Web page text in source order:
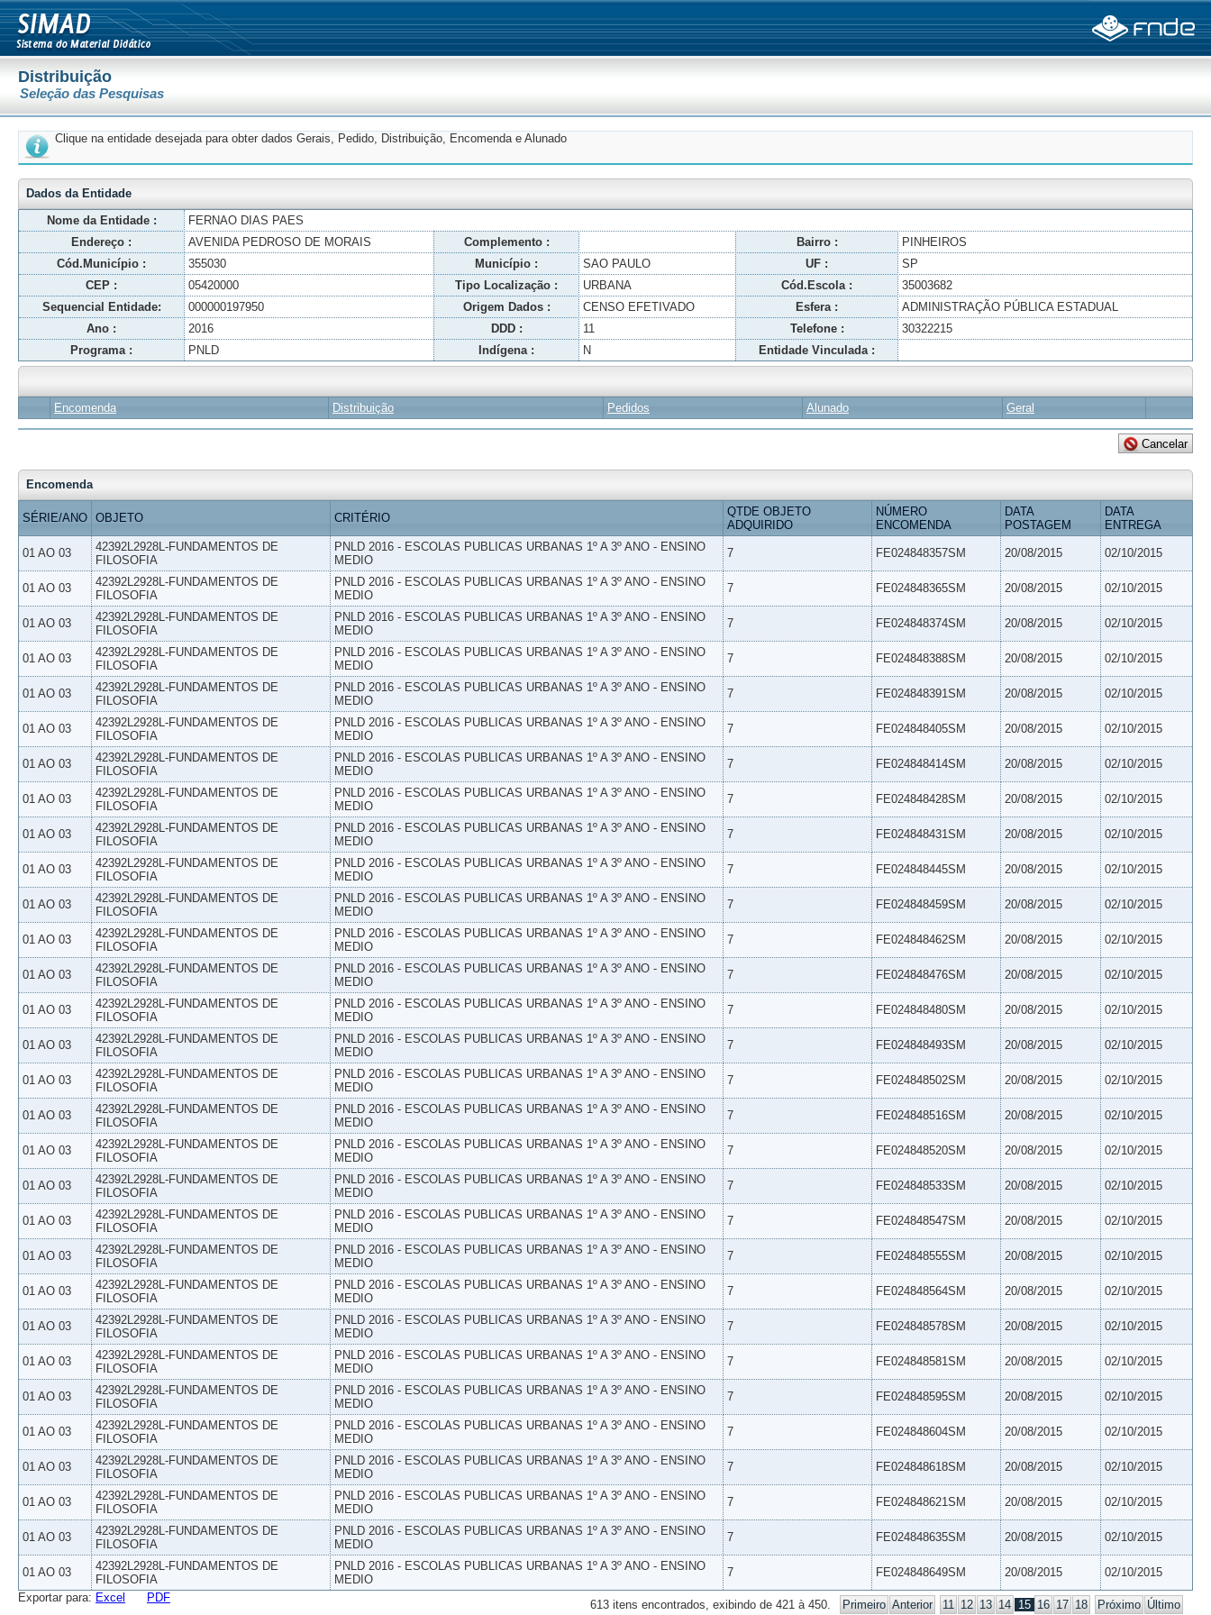
Distribuição
Seleção das Pesquisas
Clique na entidade desejada para obter dados Gerais, Pedido, Distribuição, Encomenda e Alunado
Dados da Entidade
Nome da Entidade :
FERNAO DIAS PAES
Endereço :
AVENIDA PEDROSO DE MORAIS Complemento : Bairro :
PINHEIROS
Cód.Município :
355030 Município : SAO PAULO UF :
SP
CEP :
05420000 Tipo Localização : URBANA Cód.Escola :
35003682
Sequencial Entidade:
000000197950 Origem Dados : CENSO EFETIVADO Esfera :
ADMINISTRAÇÃO PÚBLICA ESTADUAL
Ano :
2016 DDD : 11 Telefone :
30322215
Programa :
PNLD Indígena : N Entidade Vinculada :
Encomenda Distribuição Pedidos Alunado Geral
Encomenda
SÉRIE/ANO OBJETO CRITÉRIO
QTDE OBJETO
ADQUIRIDO
NÚMERO
ENCOMENDA
DATA
POSTAGEM
DATA
ENTREGA
01 AO 03
42392L2928L-FUNDAMENTOS DE
FILOSOFIA
PNLD 2016 - ESCOLAS PUBLICAS URBANAS 1º A 3º ANO - ENSINO
MEDIO
7 FE024848357SM 20/08/2015 02/10/2015
01 AO 03
42392L2928L-FUNDAMENTOS DE
FILOSOFIA
PNLD 2016 - ESCOLAS PUBLICAS URBANAS 1º A 3º ANO - ENSINO
MEDIO
7 FE024848365SM 20/08/2015 02/10/2015
01 AO 03
42392L2928L-FUNDAMENTOS DE
FILOSOFIA
PNLD 2016 - ESCOLAS PUBLICAS URBANAS 1º A 3º ANO - ENSINO
MEDIO
7 FE024848374SM 20/08/2015 02/10/2015
01 AO 03
42392L2928L-FUNDAMENTOS DE
FILOSOFIA
PNLD 2016 - ESCOLAS PUBLICAS URBANAS 1º A 3º ANO - ENSINO
MEDIO
7 FE024848388SM 20/08/2015 02/10/2015
01 AO 03
42392L2928L-FUNDAMENTOS DE
FILOSOFIA
PNLD 2016 - ESCOLAS PUBLICAS URBANAS 1º A 3º ANO - ENSINO
MEDIO
7 FE024848391SM 20/08/2015 02/10/2015
01 AO 03
42392L2928L-FUNDAMENTOS DE
FILOSOFIA
PNLD 2016 - ESCOLAS PUBLICAS URBANAS 1º A 3º ANO - ENSINO
MEDIO
7 FE024848405SM 20/08/2015 02/10/2015
01 AO 03
42392L2928L-FUNDAMENTOS DE
FILOSOFIA
PNLD 2016 - ESCOLAS PUBLICAS URBANAS 1º A 3º ANO - ENSINO
MEDIO
7 FE024848414SM 20/08/2015 02/10/2015
01 AO 03
42392L2928L-FUNDAMENTOS DE
FILOSOFIA
PNLD 2016 - ESCOLAS PUBLICAS URBANAS 1º A 3º ANO - ENSINO
MEDIO
7 FE024848428SM 20/08/2015 02/10/2015
01 AO 03
42392L2928L-FUNDAMENTOS DE
FILOSOFIA
PNLD 2016 - ESCOLAS PUBLICAS URBANAS 1º A 3º ANO - ENSINO
MEDIO
7 FE024848431SM 20/08/2015 02/10/2015
01 AO 03
42392L2928L-FUNDAMENTOS DE
FILOSOFIA
PNLD 2016 - ESCOLAS PUBLICAS URBANAS 1º A 3º ANO - ENSINO
MEDIO
7 FE024848445SM 20/08/2015 02/10/2015
01 AO 03
42392L2928L-FUNDAMENTOS DE
FILOSOFIA
PNLD 2016 - ESCOLAS PUBLICAS URBANAS 1º A 3º ANO - ENSINO
MEDIO
7 FE024848459SM 20/08/2015 02/10/2015
01 AO 03
42392L2928L-FUNDAMENTOS DE
FILOSOFIA
PNLD 2016 - ESCOLAS PUBLICAS URBANAS 1º A 3º ANO - ENSINO
MEDIO
7 FE024848462SM 20/08/2015 02/10/2015
01 AO 03
42392L2928L-FUNDAMENTOS DE
FILOSOFIA
PNLD 2016 - ESCOLAS PUBLICAS URBANAS 1º A 3º ANO - ENSINO
MEDIO
7 FE024848476SM 20/08/2015 02/10/2015
01 AO 03
42392L2928L-FUNDAMENTOS DE
FILOSOFIA
PNLD 2016 - ESCOLAS PUBLICAS URBANAS 1º A 3º ANO - ENSINO
MEDIO
7 FE024848480SM 20/08/2015 02/10/2015
01 AO 03
42392L2928L-FUNDAMENTOS DE
FILOSOFIA
PNLD 2016 - ESCOLAS PUBLICAS URBANAS 1º A 3º ANO - ENSINO
MEDIO
7 FE024848493SM 20/08/2015 02/10/2015
01 AO 03
42392L2928L-FUNDAMENTOS DE
FILOSOFIA
PNLD 2016 - ESCOLAS PUBLICAS URBANAS 1º A 3º ANO - ENSINO
MEDIO
7 FE024848502SM 20/08/2015 02/10/2015
01 AO 03
42392L2928L-FUNDAMENTOS DE
FILOSOFIA
PNLD 2016 - ESCOLAS PUBLICAS URBANAS 1º A 3º ANO - ENSINO
MEDIO
7 FE024848516SM 20/08/2015 02/10/2015
01 AO 03
42392L2928L-FUNDAMENTOS DE
FILOSOFIA
PNLD 2016 - ESCOLAS PUBLICAS URBANAS 1º A 3º ANO - ENSINO
MEDIO
7 FE024848520SM 20/08/2015 02/10/2015
01 AO 03
42392L2928L-FUNDAMENTOS DE
FILOSOFIA
PNLD 2016 - ESCOLAS PUBLICAS URBANAS 1º A 3º ANO - ENSINO
MEDIO
7 FE024848533SM 20/08/2015 02/10/2015
01 AO 03
42392L2928L-FUNDAMENTOS DE
FILOSOFIA
PNLD 2016 - ESCOLAS PUBLICAS URBANAS 1º A 3º ANO - ENSINO
MEDIO
7 FE024848547SM 20/08/2015 02/10/2015
01 AO 03
42392L2928L-FUNDAMENTOS DE
FILOSOFIA
PNLD 2016 - ESCOLAS PUBLICAS URBANAS 1º A 3º ANO - ENSINO
MEDIO
7 FE024848555SM 20/08/2015 02/10/2015
01 AO 03
42392L2928L-FUNDAMENTOS DE
FILOSOFIA
PNLD 2016 - ESCOLAS PUBLICAS URBANAS 1º A 3º ANO - ENSINO
MEDIO
7 FE024848564SM 20/08/2015 02/10/2015
01 AO 03
42392L2928L-FUNDAMENTOS DE
FILOSOFIA
PNLD 2016 - ESCOLAS PUBLICAS URBANAS 1º A 3º ANO - ENSINO
MEDIO
7 FE024848578SM 20/08/2015 02/10/2015
01 AO 03
42392L2928L-FUNDAMENTOS DE
FILOSOFIA
PNLD 2016 - ESCOLAS PUBLICAS URBANAS 1º A 3º ANO - ENSINO
MEDIO
7 FE024848581SM 20/08/2015 02/10/2015
01 AO 03
42392L2928L-FUNDAMENTOS DE
FILOSOFIA
PNLD 2016 - ESCOLAS PUBLICAS URBANAS 1º A 3º ANO - ENSINO
MEDIO
7 FE024848595SM 20/08/2015 02/10/2015
01 AO 03
42392L2928L-FUNDAMENTOS DE
FILOSOFIA
PNLD 2016 - ESCOLAS PUBLICAS URBANAS 1º A 3º ANO - ENSINO
MEDIO
7 FE024848604SM 20/08/2015 02/10/2015
01 AO 03
42392L2928L-FUNDAMENTOS DE
FILOSOFIA
PNLD 2016 - ESCOLAS PUBLICAS URBANAS 1º A 3º ANO - ENSINO
MEDIO
7 FE024848618SM 20/08/2015 02/10/2015
01 AO 03
42392L2928L-FUNDAMENTOS DE
FILOSOFIA
PNLD 2016 - ESCOLAS PUBLICAS URBANAS 1º A 3º ANO - ENSINO
MEDIO
7 FE024848621SM 20/08/2015 02/10/2015
01 AO 03
42392L2928L-FUNDAMENTOS DE
FILOSOFIA
PNLD 2016 - ESCOLAS PUBLICAS URBANAS 1º A 3º ANO - ENSINO
MEDIO
7 FE024848635SM 20/08/2015 02/10/2015
01 AO 03
42392L2928L-FUNDAMENTOS DE
FILOSOFIA
PNLD 2016 - ESCOLAS PUBLICAS URBANAS 1º A 3º ANO - ENSINO
MEDIO
7 FE024848649SM 20/08/2015 02/10/2015
613 itens encontrados, exibindo de 421 à 450. Primeiro Anterior 11 12 13 14 15 16 17 18 Próximo Último
Exportar para: Excel PDF